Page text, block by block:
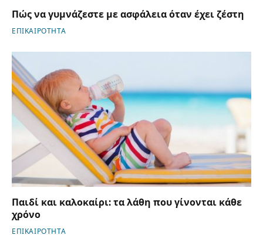
Πώς να γυμνάζεστε με ασφάλεια όταν έχει ζέστη
ΕΠΙΚΑΙΡΟΤΗΤΑ
Παιδί και καλοκαίρι: τα λάθη που γίνονται κάθε
χρόνο
ΕΠΙΚΑΙΡΟΤΗΤΑ